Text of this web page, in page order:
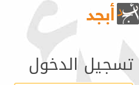
تسجيل الدخول